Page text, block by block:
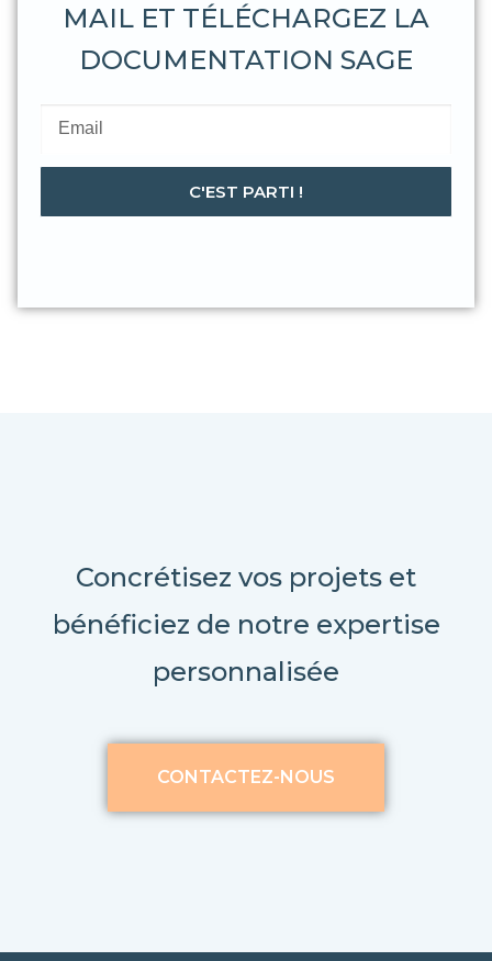
MAIL ET TÉLÉCHARGEZ LA
DOCUMENTATION SAGE
C'EST PARTI !
Concrétisez vos projets et
bénéficiez de notre expertise
personnalisée
CONTACTEZ-NOUS